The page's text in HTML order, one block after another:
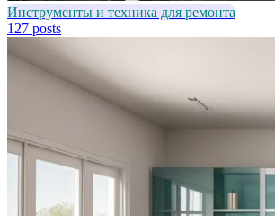
Инструменты и техника для ремонта
127 posts